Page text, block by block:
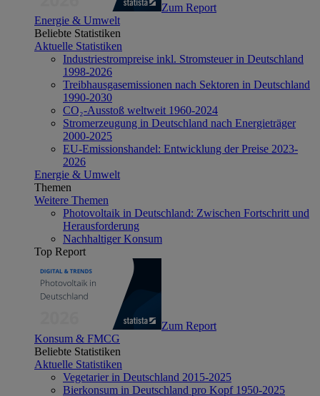
Zum Report
Energie & Umwelt
Beliebte Statistiken
Aktuelle Statistiken
Industriestrompreise inkl. Stromsteuer in Deutschland
1998-2026
Treibhausgasemissionen nach Sektoren in Deutschland
1990-2030
CO₂-Ausstoß weltweit 1960-2024
Stromerzeugung in Deutschland nach Energieträger
2000-2025
EU-Emissionshandel: Entwicklung der Preise 2023-
2026
Energie & Umwelt
Themen
Weitere Themen
Photovoltaik in Deutschland: Zwischen Fortschritt und
Herausforderung
Nachhaltiger Konsum
Top Report
Zum Report
Konsum & FMCG
Beliebte Statistiken
Aktuelle Statistiken
Vegetarier in Deutschland 2015-2025
Bierkonsum in Deutschland pro Kopf 1950-2025